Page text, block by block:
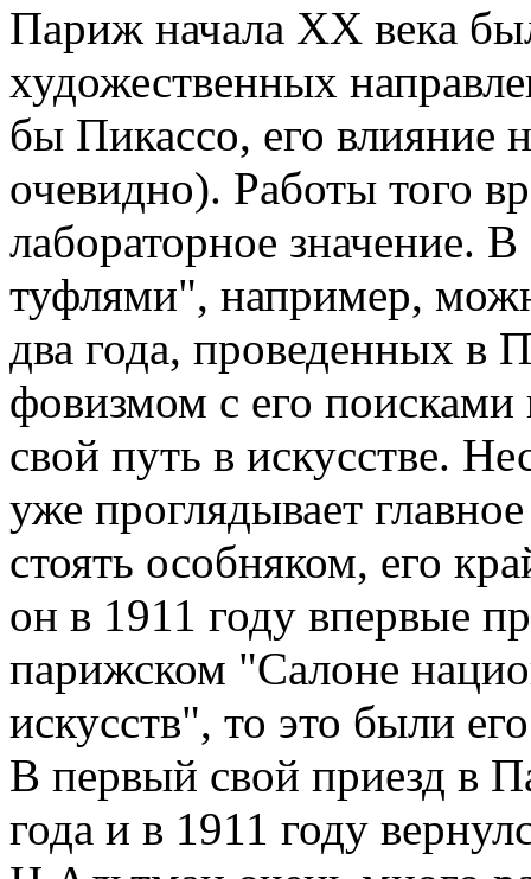
Париж начала XX века
художественных
бы Пикассо, его влияние
очевидно). Работы того
лабораторное значение.
туфлями", например,
два года, проведенных в
фовизмом с его поисками
свой путь в искусстве.
уже проглядывает
стоять особняком, его
он в 1911 году впервые
парижском "Салоне
искусств", то это были
В первый свой приезд в
года и в 1911 году